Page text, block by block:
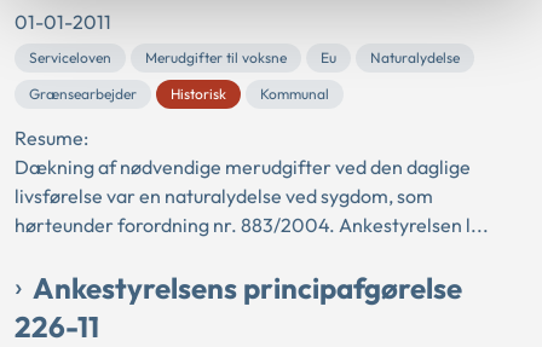
01-01-2011
Serviceloven Merudgifter til voksne Eu
Naturalydelse
Grænsearbejder
Historisk Kommunal
Resume:
Dækning af nødvendige merudgifter ved den daglige
livsførelse var en naturalydelse ved sygdom, som
hørteunder forordning nr. 883/2004. Ankestyrelsen l...
Ankestyrelsens principafgørelse
226-11